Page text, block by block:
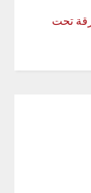
تحت